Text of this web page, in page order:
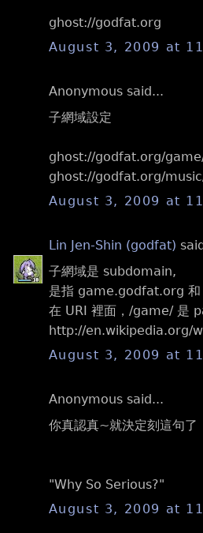
ghost://godfat.org
August 3, 2009 at
Anonymous said...
子網域設定
ghost://godfat.org/
ghost://godfat.org/
August 3, 2009 at
Lin Jen-Shin (godfat)
子網域是 subdomain,
是指 game.godfat.org
在 URI 裡面，/game/ 是
http://en.wikipedia.org/
August 3, 2009 at
Anonymous said...
你真認真~就決定刻這句了
"Why So Serious?"
August 3, 2009 at